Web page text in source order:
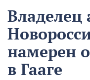
Владелец
намерен
в Гааге